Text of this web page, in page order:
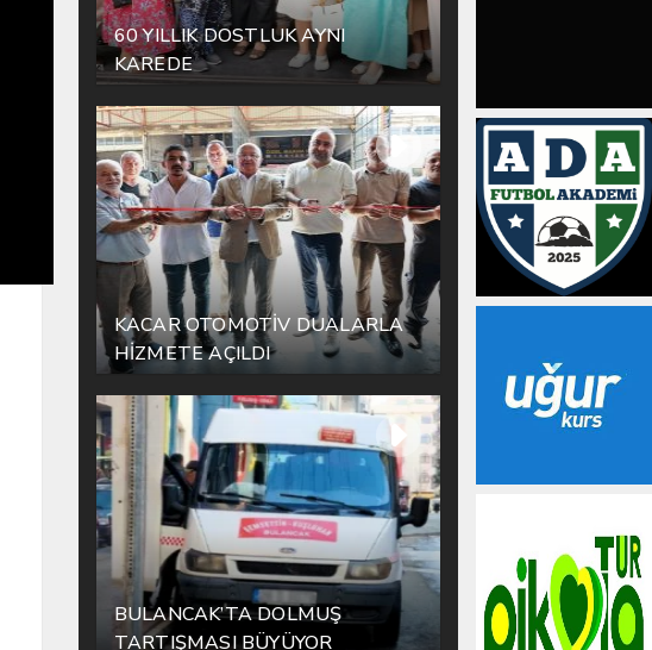
60 YILLIK DOSTLUK AYNI
KAREDE
KACAR OTOMOTİV DUALARLA
HİZMETE AÇILDI
BULANCAK’TA DOLMUŞ
TARTIŞMASI BÜYÜYOR